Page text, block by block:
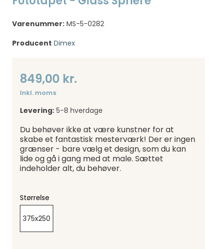
Varenummer: MS-5-0282
Producent Dimex
849,00 kr.
Inkl. moms
Levering: 5-8 hverdage
Du behøver ikke at være kunstner for at
skabe et fantastisk mesterværk! Der er ingen
grænser - bare vælg et design, som du kan
lide og gå i gang med at male. Sættet
indeholder alt, du behøver.
Størrelse
375x250